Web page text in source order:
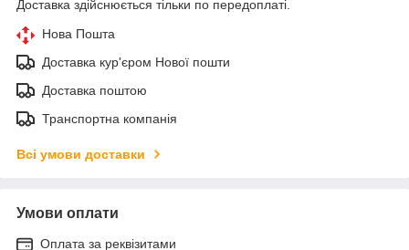
Доставка здійснюється тільки по передоплаті.
Нова Пошта
Доставка кур'єром Нової пошти
Доставка поштою
Транспортна компанія
Всі умови доставки
Умови оплати
Оплата за реквізитами